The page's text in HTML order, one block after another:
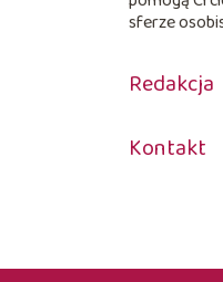
sferze
Redakcja
Kontakt